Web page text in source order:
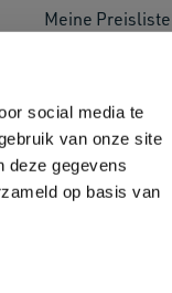
social media te
van onze site
deze gegevens
op basis van
Meine Preisliste
Markenzertifikate
API-Link